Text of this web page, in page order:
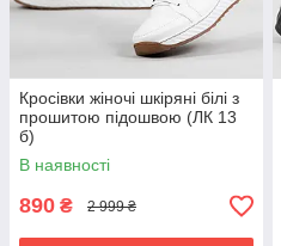
Кросівки жіночі шкіряні білі з
прошитою підошвою (ЛК 13
б)
В наявності
890 ₴ 2 999 ₴